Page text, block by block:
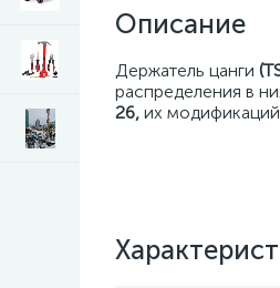
Описание
Держатель цанги
распределения в
26, их